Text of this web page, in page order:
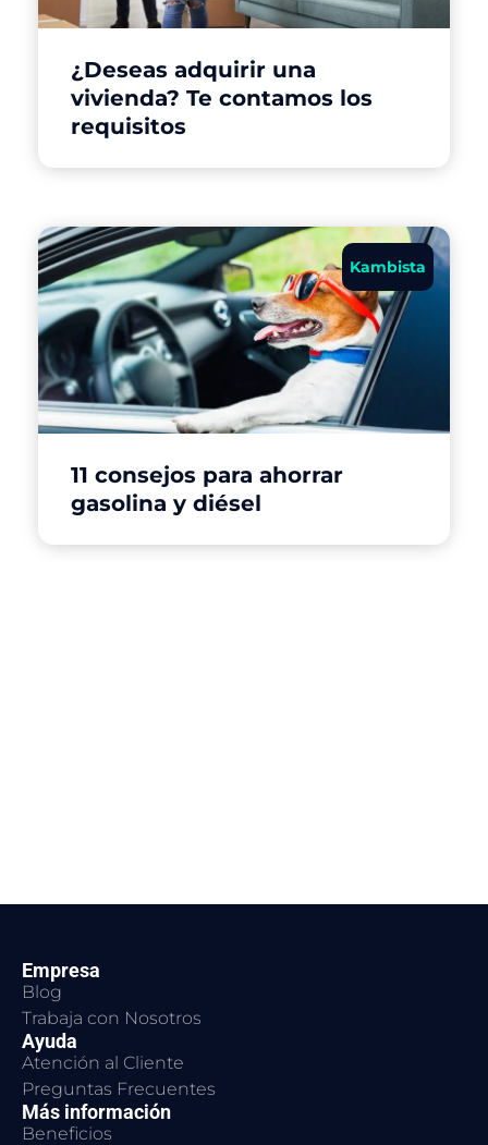
¿Deseas adquirir una
vivienda? Te contamos los
requisitos
Kambista
11 consejos para ahorrar
gasolina y diésel
Empresa
Blog
Trabaja con Nosotros
Ayuda
Atención al Cliente
Preguntas Frecuentes
Más información
Beneficios